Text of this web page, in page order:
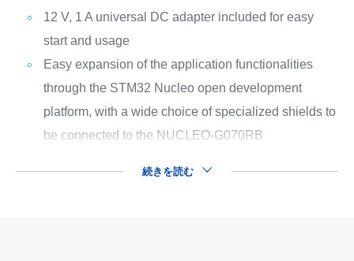
12 V, 1 A universal DC adapter included for easy
start and usage
Easy expansion of the application functionalities
through the STM32 Nucleo open development
platform, with a wide choice of specialized shields to
be connected to the NUCLEO-G070RB
続きを読む